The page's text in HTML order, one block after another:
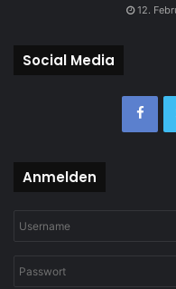
12.
Social Media
Anmelden